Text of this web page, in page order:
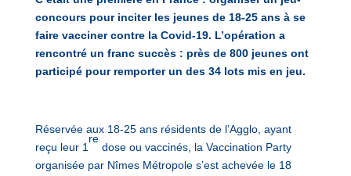
concours pour inciter les jeunes de 18-25 ans à se
faire vacciner contre la Covid-19. L’opération a
rencontré un franc succès : près de 800 jeunes ont
participé pour remporter un des 34 lots mis en jeu.
Réservée aux 18-25 ans résidents de l’Agglo, ayant
reçu leur 1
re
dose ou vaccinés, la Vaccination Party
organisée par Nîmes Métropole s’est achevée le 18